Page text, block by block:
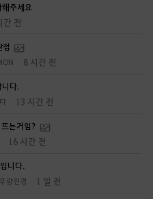
주세요
간 전
8 시간 전
다.
13 시간 전
는거임?
16 시간 전
니다.
량진경 1 일 전